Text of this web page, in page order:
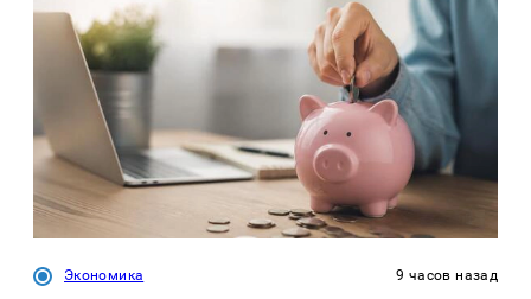
Экономика 9 часов назад